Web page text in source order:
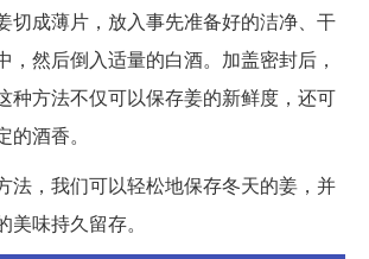
切成薄片，放入事先准备好的洁净、干
，然后倒入适量的白酒。加盖密封后，
种方法不仅可以保存姜的新鲜度，还可
酒香。
法，我们可以轻松地保存冬天的姜，并
味持久留存。